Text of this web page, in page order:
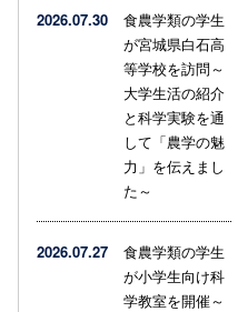
2026.07.30
食農学類の学生
が宮城県白石高
等学校を訪問～
大学生活の紹介
と科学実験を通
して「農学の魅
力」を伝えまし
た～
2026.07.27
食農学類の学生
が小学生向け科
学教室を開催～